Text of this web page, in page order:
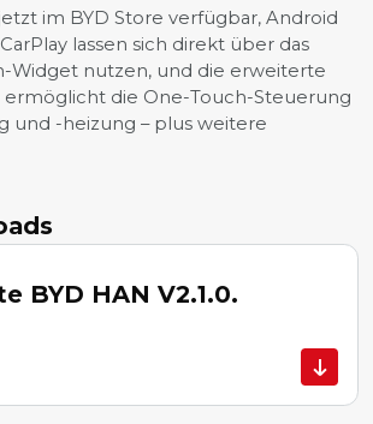
BYD HAN V2.1.0.
im BYD Store verfügbar, Android
lassen sich direkt über das
Widget nutzen, und die erweiterte
ermöglicht die One-Touch-Steuerung
und -heizung – plus weitere